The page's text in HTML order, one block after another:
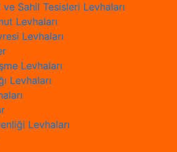
Sahil Tesisleri Levhaları
Levhaları
Levhaları
Levhaları
Levhaları
Levhaları